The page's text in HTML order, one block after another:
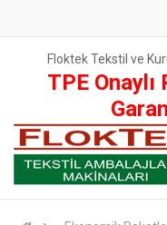
Floktek Tekstil ve
TPE Onaylı